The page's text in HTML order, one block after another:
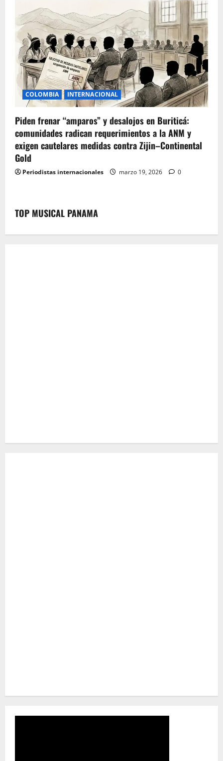
COLOMBIA INTERNACIONAL
Piden frenar “amparos” y desalojos en Buriticá:
comunidades radican requerimientos a la ANM y
exigen cautelares medidas contra Zijin–Continental
Gold
Periodistas internacionales marzo 19, 2026 0
TOP MUSICAL PANAMA